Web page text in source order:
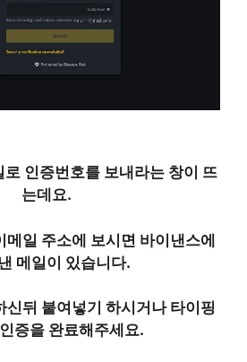
인증번호를 보내라는 창이 뜨
는데요.
메일 주소에 보시면 바이낸스에
메일이 있습니다.
신뒤 붙여넣기 하시거나 타이핑
증을 완료해주세요.